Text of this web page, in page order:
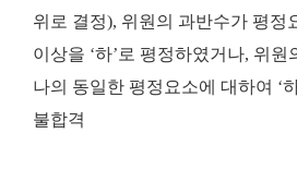
위로 결정), 위원의 과반수가 평정
이상을 ‘하’로 평정하였거나, 위
나의 동일한 평정요소에 대하여 ‘
불합격